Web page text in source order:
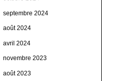
septembre 2024
août 2024
avril 2024
novembre 2023
août 2023